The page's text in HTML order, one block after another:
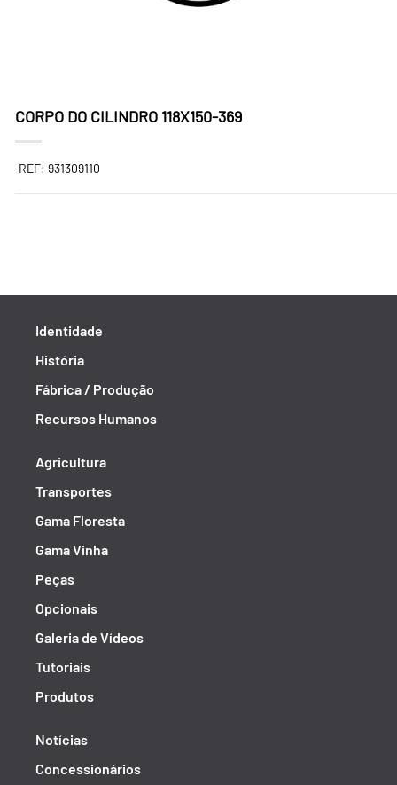
CORPO DO CILINDRO 118X150-369
REF: 931309110
Identidade
História
Fábrica / Produção
Recursos Humanos
Agricultura
Transportes
Gama Floresta
Gama Vinha
Peças
Opcionais
Galeria de Vídeos
Tutoriais
Produtos
Notícias
Concessionários